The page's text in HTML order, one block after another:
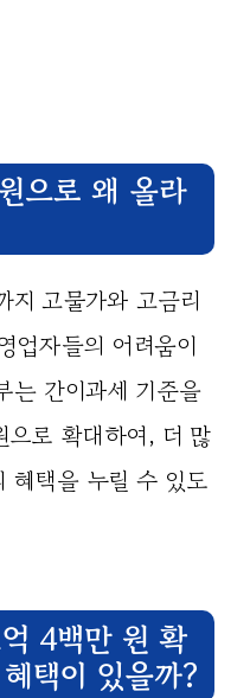
으로 왜 올라
지 고물가와 고금리
업자들의 어려움이
는 간이과세 기준을
으로 확대하여, 더 많
혜택을 누릴 수 있도
4백만 원 확
택이 있을까?